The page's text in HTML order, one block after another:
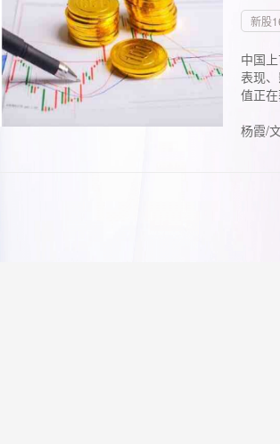
新股
中国
表现
值正
杨霞/